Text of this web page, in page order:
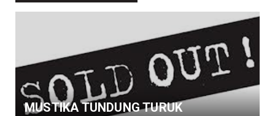
MUSTIKA TUNDUNG TURUK